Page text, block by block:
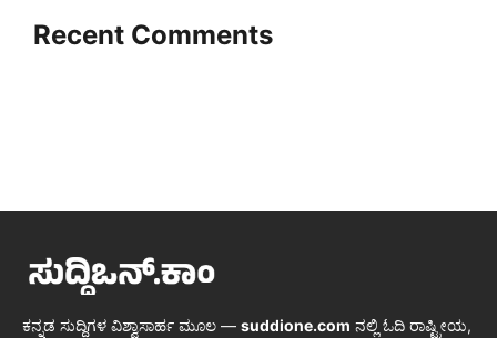
Recent Comments
ಕನ್ನಡ ಸುದ್ದಿಗಳ ವಿಶ್ವಾಸಾರ್ಹ ಮೂಲ — suddione.com ನಲ್ಲಿ ಓದಿ ರಾಷ್ಟ್ರೀಯ,